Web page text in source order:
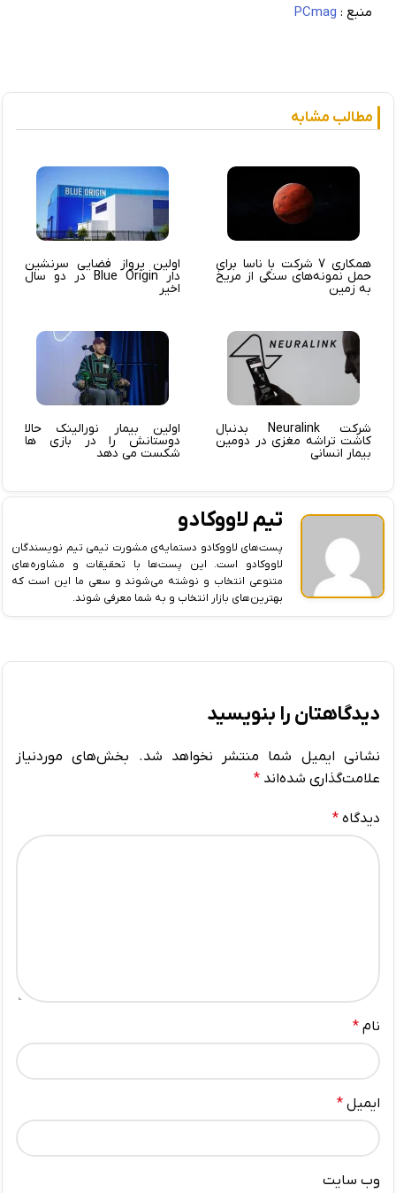
منبع : PCmag
مطالب مشابه
همکاری 7 شرکت با ناسا برای
حمل نمونه‌های سنگی از مریخ
به زمین
اولین پرواز فضایی سرنشین
دار Blue Origin در دو سال
اخیر
شرکت Neuralink بدنبال
کاشت تراشه مغزی در دومین
بیمار انسانی
اولین بیمار نورالینک حالا
دوستانش را در بازی ها
شکست می دهد
تیم لاووکادو
پست‌های لاووکادو دستمایه‌ی مشورت تیمی تیم نویسندگان
لاووکادو است. این پست‌ها با تحقیقات و مشاوره‌های
متنوعی انتخاب و نوشته می‌شوند و سعی ما این است که
بهترین‌های بازار انتخاب و به شما معرفی شوند.
دیدگاهتان را بنویسید
نشانی ایمیل شما منتشر نخواهد شد.
بخش‌های موردنیاز
علامت‌گذاری شده‌اند *
دیدگاه *
نام *
ایمیل *
وب‌ سایت